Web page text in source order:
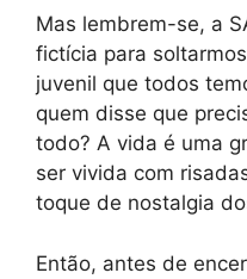
Mas lembrem-se, a
fictícia para
juvenil que todos
quem disse que
todo? A vida é uma
ser vivida com
toque de nostalgia
Então, antes de